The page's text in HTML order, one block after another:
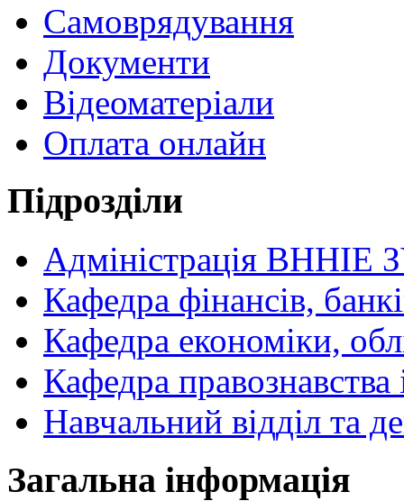
Самоврядування
Документи
Відеоматеріали
Оплата онлайн
Підрозділи
Адміністрація ВННІЕ
Кафедра фінансів,
Кафедра економіки,
Кафедра
Навчальний відділ та
Загальна інформація